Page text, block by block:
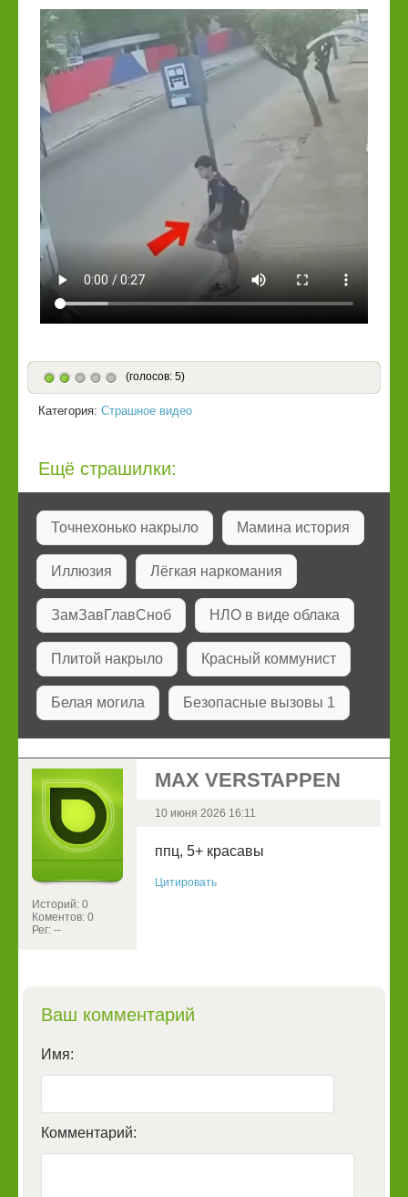
(голосов: 5)
Категория: Страшное видео
Ещё страшилки:
Точнехонько накрыло Мамина история
Иллюзия Лёгкая наркомания
ЗамЗавГлавСноб НЛО в виде облака
Плитой накрыло Красный коммунист
Белая могила Безопасные вызовы 1
Историй: 0
Коментов: 0
Рег: --
MAX VERSTAPPEN
10 июня 2026 16:11
ппц, 5+ красавы
Цитировать
Ваш комментарий
Имя:
Комментарий: